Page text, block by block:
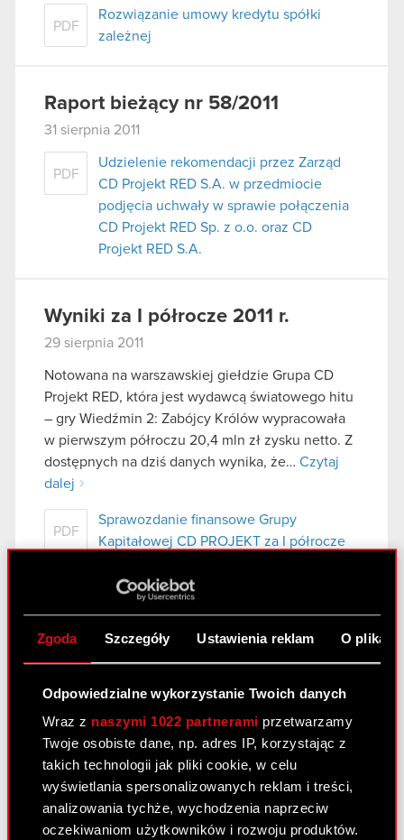
Zgoda Szczegóły Ustawienia reklam O
Odpowiedzialne wykorzystanie Twoich danych
Wraz z naszymi 1022 partnerami przetwarzamy
Twoje osobiste dane, np. adres IP, korzystając z
takich technologii jak pliki cookie, w celu
wyświetlania spersonalizowanych reklam i treści,
analizowania tychże, wychodzenia naprzeciw
oczekiwaniom użytkowników i rozwoju produktów.
PDF
Rozwiązanie umowy kredytu spółki
zależnej
Raport bieżący nr 58/2011
31 sierpnia 2011
PDF
Udzielenie rekomendacji przez Zarząd
CD Projekt RED S.A. w przedmiocie
podjęcia uchwały w sprawie połączenia
CD Projekt RED Sp. z o.o. oraz CD
Projekt RED S.A.
Wyniki za I półrocze 2011 r.
29 sierpnia 2011
Notowana na warszawskiej giełdzie Grupa CD
Projekt RED, która jest wydawcą światowego hitu
– gry Wiedźmin 2: Zabójcy Królów wypracowała
w pierwszym półroczu 20,4 mln zł zysku netto. Z
dostępnych na dziś danych wynika, że… Czytaj
dalej
PDF
Sprawozdanie finansowe Grupy
Kapitałowej CD PROJEKT za I półrocze
Sprawozdanie Zarządu z działalności
Grupy Kapitałowej CD PROJEKT RED za I
półrocze 2011 r.
Prezentacja Grupy CD PROJEKT RED -
wyniki H1 2011
Prezentacja Grupy CD PROJEKT
RED – wyniki H1 2011
29 sierpnia 2011
Prezentacja Grupy CD PROJEKT RED –